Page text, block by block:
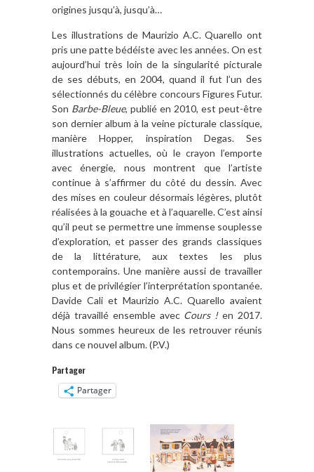
origines jusqu’à, jusqu’à…
Les illustrations de Maurizio A.C. Quarello ont
pris une patte bédéiste avec les années. On est
aujourd’hui très loin de la singularité picturale
de ses débuts, en 2004, quand il fut l’un des
sélectionnés du célèbre concours Figures Futur.
Son Barbe-Bleue, publié en 2010, est peut-être
son dernier album à la veine picturale classique,
manière Hopper, inspiration Degas. Ses
illustrations actuelles, où le crayon l’emporte
avec énergie, nous montrent que l’artiste
continue à s’affirmer du côté du dessin. Avec
des mises en couleur désormais légères, plutôt
réalisées à la gouache et à l’aquarelle. C’est ainsi
qu’il peut se permettre une immense souplesse
d’exploration, et passer des grands classiques
de la littérature, aux textes les plus
contemporains. Une manière aussi de travailler
plus et de privilégier l’interprétation spontanée.
Davide Cali et Maurizio A.C. Quarello avaient
déjà travaillé ensemble avec Cours !en 2017.
Nous sommes heureux de les retrouver réunis
dans ce nouvel album. (P.V.)
Partager
Partager